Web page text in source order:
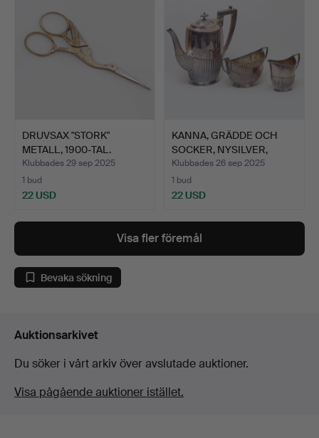
DRUVSAX "STORK"
METALL, 1900-TAL.
Klubbades 29 sep 2025
1 bud
22 USD
KANNA, GRÄDDE OCH
SOCKER, NYSILVER,
1800/1…
Klubbades 26 sep 2025
1 bud
22 USD
Visa fler föremål
Bevaka sökning
Auktionsarkivet
Du söker i vårt arkiv över avslutade auktioner.
Visa pågående auktioner istället.